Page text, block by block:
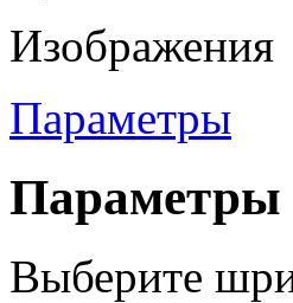
Изображения
Параметры
Выберите